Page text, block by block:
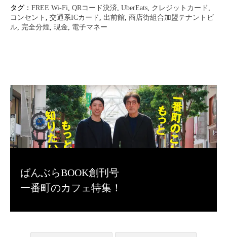
タグ： FREE Wi-Fi, QRコード決済, UberEats, クレジットカード
コンセント , 交通系ICカード , 出前館, 商店街組合加盟テナントビ
ル, 完全分煙, 現金, 電子マネー
ばんぶらBOOK創刊号
一番町のカフェ特集！